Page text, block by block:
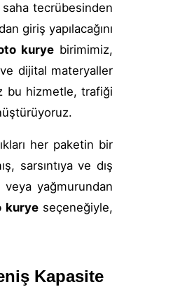
saha tecrübesinden
giriş yapılacağını
kuryebirimimiz,
dijital materyaller
bu hizmetle, trafiği
her paketin bir
sarsıntıya ve dış
veya yağmurundan
kuryeseçeneğiyle,
Kapasite